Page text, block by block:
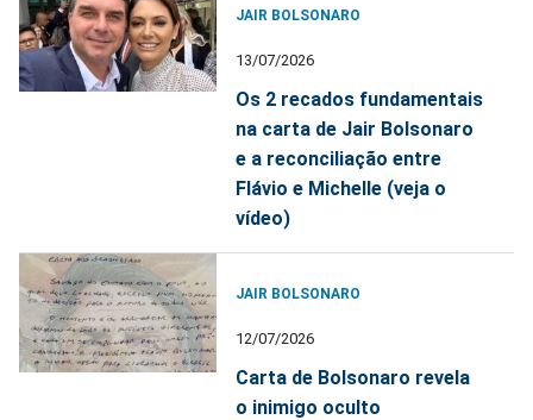
JAIR BOLSONARO
13/07/2026
Os 2 recados fundamentais
na carta de Jair Bolsonaro
e a reconciliação entre
Flávio e Michelle (veja o
vídeo)
JAIR BOLSONARO
12/07/2026
Carta de Bolsonaro revela
o inimigo oculto